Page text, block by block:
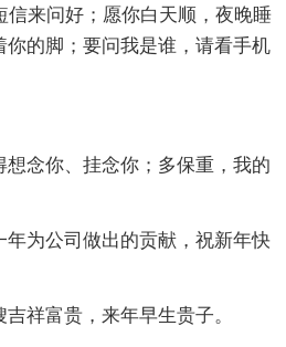
信来问好；愿你白天顺，夜晚睡
的脚；要问我是谁，请看手机
想念你、挂念你；多保重，我的
年为公司做出的贡献，祝新年快
祥富贵，来年早生贵子。